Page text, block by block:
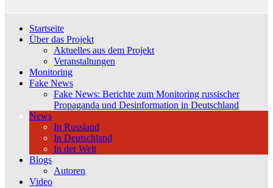
Startseite
Über das Projekt
Aktuelles aus dem Projekt
Veranstaltungen
Monitoring
Fake News
Fake News: Berichte zum Monitoring russischer
Propaganda und Desinformation in Deutschland
News
In Russland
In Deutschland
In der Welt
Blogs
Autoren
Video